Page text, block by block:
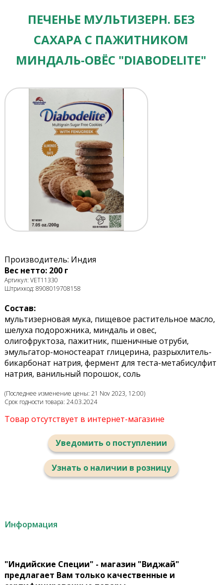
ПЕЧЕНЬЕ МУЛЬТИЗЕРН. БЕЗ
САХАРА С ПАЖИТНИКОМ
МИНДАЛЬ-ОВЁС "DIABODELITE"
Производитель: Индия
Вес нетто: 200 г
Артикул: VET11330
Штрихкод: 8908019708158
Состав:
мультизерновая мука, пищевое растительное масло,
шелуха подорожника, миндаль и овес,
олигофруктоза, пажитник, пшеничные отруби,
эмульгатор-моностеарат глицерина, разрыхлитель-
бикарбонат натрия, фермент для теста-метабисулфит
натрия, ванильный порошок, соль
(Последнее изменение цены: 21 Nov 2023, 12:00)
Срок годности товара: 24.03.2024
Товар отсутствует в интернет-магазине
Уведомить о поступлении
Узнать о наличии в розницу
Информация
"Индийские Специи" - магазин "Виджай"
предлагает Вам только качественные и